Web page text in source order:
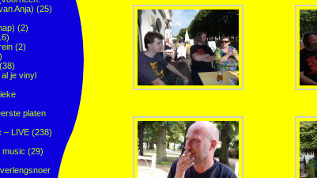
Anja) (25)
(2)
(2)
(38)
je vinyl
platen
– LIVE (238)
music (29)